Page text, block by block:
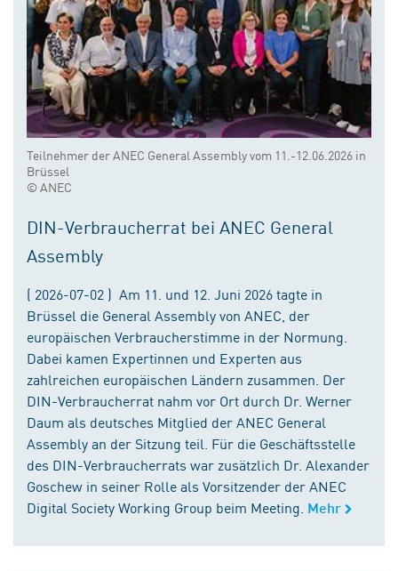
Teilnehmer der ANEC General Assembly vom 11.-12.06.2026 in
Brüssel
© ANEC
DIN-Verbraucherrat bei ANEC General
Assembly
( 2026-07-02 ) Am 11. und 12. Juni 2026 tagte in
Brüssel die General Assembly von ANEC, der
europäischen Verbraucherstimme in der Normung.
Dabei kamen Expertinnen und Experten aus
zahlreichen europäischen Ländern zusammen. Der
DIN-Verbraucherrat nahm vor Ort durch Dr. Werner
Daum als deutsches Mitglied der ANEC General
Assembly an der Sitzung teil. Für die Geschäftsstelle
des DIN-Verbraucherrats war zusätzlich Dr. Alexander
Goschew in seiner Rolle als Vorsitzender der ANEC
Digital Society Working Group beim Meeting. Mehr